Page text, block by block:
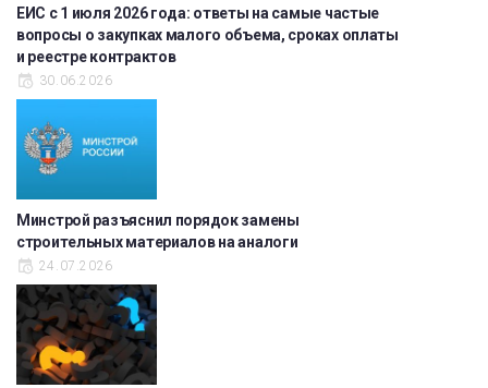
ЕИС с 1 июля 2026 года: ответы на самые частые
вопросы о закупках малого объема, сроках оплаты
и реестре контрактов
30.06.2026
Минстрой разъяснил порядок замены
строительных материалов на аналоги
24.07.2026